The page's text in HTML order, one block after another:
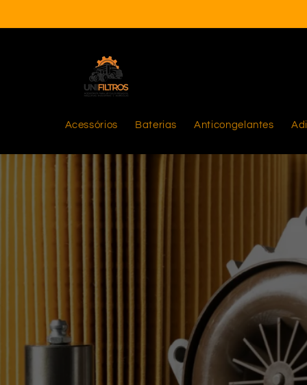
conteúdo
Acessórios Baterias Anticongelantes